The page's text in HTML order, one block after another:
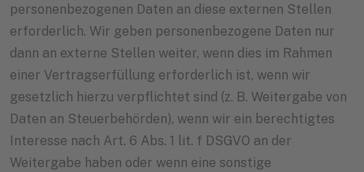
personenbezogenen Daten an diese externen Stellen
erforderlich. Wir geben personenbezogene Daten nur
dann an externe Stellen weiter, wenn dies im Rahmen
einer Vertragserfüllung erforderlich ist, wenn wir
gesetzlich hierzu verpflichtet sind (z. B. Weitergabe von
Daten an Steuerbehörden), wenn wir ein berechtigtes
Interesse nach Art. 6 Abs. 1 lit. f DSGVO an der
Weitergabe haben oder wenn eine sonstige